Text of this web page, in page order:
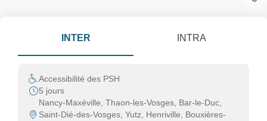
INTER INTRA
Accessibilité des PSH
5 jours
Nancy-Maxéville, Thaon-les-Vosges, Bar-le-Duc,
Saint-Dié-des-Vosges, Yutz, Henriville, Bouxières-